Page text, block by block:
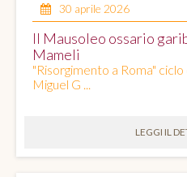
30 aprile 2026
Il Mausoleo ossario
Mameli
"Risorgimento a Roma"
Miguel G ...
LEGGI IL